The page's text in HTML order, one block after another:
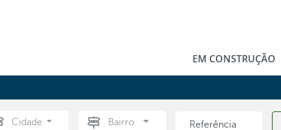
EM CONSTRUÇÃO
Cidade Bairro